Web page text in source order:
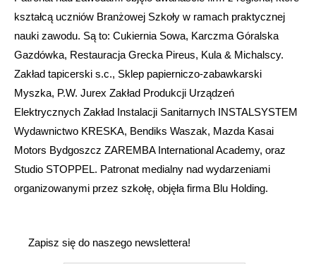
kształcą uczniów Branżowej Szkoły w ramach praktycznej
nauki zawodu. Są to: Cukiernia Sowa, Karczma Góralska
Gazdówka, Restauracja Grecka Pireus, Kula & Michalscy.
Zakład tapicerski s.c., Sklep papierniczo-zabawkarski
Myszka, P.W. Jurex Zakład Produkcji Urządzeń
Elektrycznych Zakład Instalacji Sanitarnych INSTALSYSTEM
Wydawnictwo KRESKA, Bendiks Waszak, Mazda Kasai
Motors Bydgoszcz ZAREMBA International Academy, oraz
Studio STOPPEL. Patronat medialny nad wydarzeniami
organizowanymi przez szkołę, objęła firma Blu Holding.
Zapisz się do naszego newslettera!